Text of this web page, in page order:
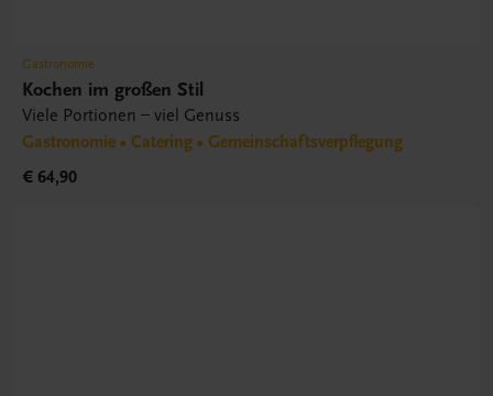
Gastronomie
Kochen im großen Stil
Viele Portionen – viel Genuss
Gastronomie • Catering • Gemeinschaftsverpflegung
€ 64,90